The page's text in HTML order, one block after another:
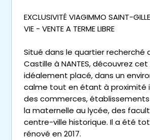
EXCLUSIVITÉ VIAGIMMO SAINT-
VIE - VENTE A TERME LIBRE
Situé dans le quartier recherché
Castille à NANTES, découvrez
idéalement placé, dans un
calme tout en étant à proximité
des commerces,
la maternelle au lycée, des
centre-ville historique. Il a été
rénové en 2017.